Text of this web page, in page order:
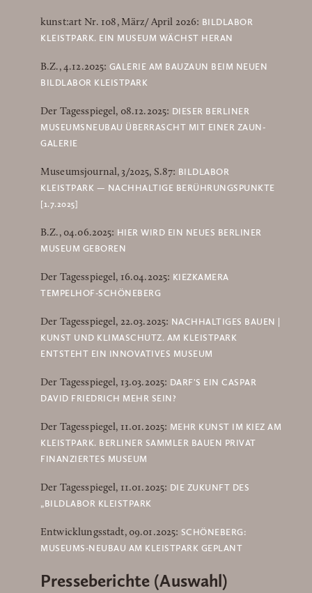
kunst:art Nr. 108, März/ April 2026: BILDLABOR
KLEISTPARK. EIN MUSEUM WÄCHST HERAN
B.Z., 4.12.2025: GALERIE AM BAUZAUN BEIM NEUEN
BILDLABOR KLEISTPARK
Der Tagesspiegel, 08.12.2025: DIESER BERLINER
MUSEUMSNEUBAU ÜBERRASCHT MIT EINER ZAUN-
GALERIE
Museumsjournal, 3/2025, S.87: BILDLABOR
KLEISTPARK — NACHHALTIGE BERÜHRUNGSPUNKTE
[1.7.2025]
B.Z., 04.06.2025: HIER WIRD EIN NEUES BERLINER
MUSEUM GEBOREN
Der Tagesspiegel, 16.04.2025: KIEZKAMERA
TEMPELHOF-SCHÖNEBERG
Der Tagesspiegel, 22.03.2025: NACHHALTIGES BAUEN |
KUNST UND KLIMASCHUTZ. AM KLEISTPARK
ENTSTEHT EIN INNOVATIVES MUSEUM
Der Tagesspiegel, 13.03.2025: DARF'S EIN CASPAR
DAVID FRIEDRICH MEHR SEIN?
Der Tagesspiegel, 11.01.2025: MEHR KUNST IM KIEZ AM
KLEISTPARK. BERLINER SAMMLER BAUEN PRIVAT
FINANZIERTES MUSEUM
Der Tagesspiegel, 11.01.2025: DIE ZUKUNFT DES
„BILDLABOR KLEISTPARK
Entwicklungsstadt, 09.01.2025: SCHÖNEBERG:
MUSEUMS-NEUBAU AM KLEISTPARK GEPLANT
Presseberichte (Auswahl)